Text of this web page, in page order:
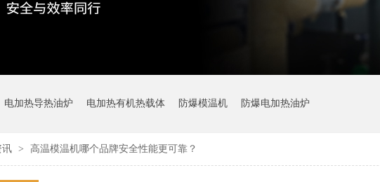
电加热导热油炉 电加热有机热载体 防爆模温机 防爆电加热油炉
讯 > 高温模温机哪个品牌安全性能更可靠？